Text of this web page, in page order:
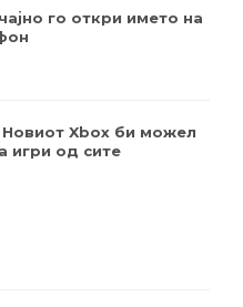
го откри името на
Xbox би можел
игри од сите